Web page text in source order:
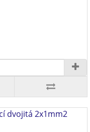
dvojitá 2x1mm2